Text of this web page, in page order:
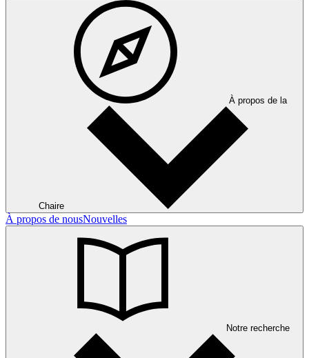
À propos de la
Chaire
À propos de nousNouvelles
Notre recherche